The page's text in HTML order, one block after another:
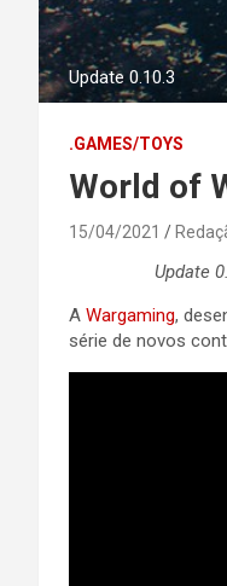
Update 0.10.3
.GAMES/TOYS
World of
15/04/2021
Update
A Wargaming,
série de novos